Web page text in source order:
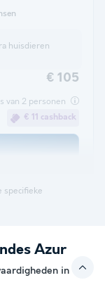
huisdieren
€ 105
van 2 personen
€ 11 cashback
specifieke
Azur
in